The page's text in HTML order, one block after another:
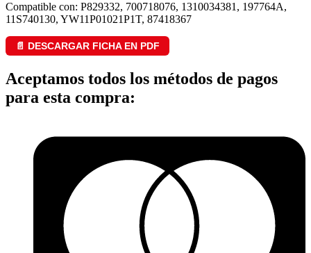
Compatible con: P829332, 700718076, 1310034381, 197764A,
11S740130, YW11P01021P1T, 87418367
📄 DESCARGAR FICHA EN PDF
Aceptamos todos los métodos de pagos
para esta compra: